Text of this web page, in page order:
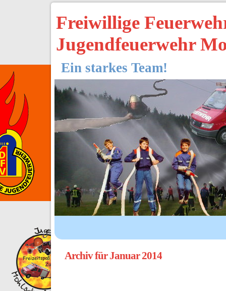
Freiwillige
Jugendfeuerwehr
Ein starkes Team!
Archiv für Januar 2014